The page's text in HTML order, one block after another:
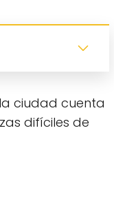
ciudad cuenta
difíciles de